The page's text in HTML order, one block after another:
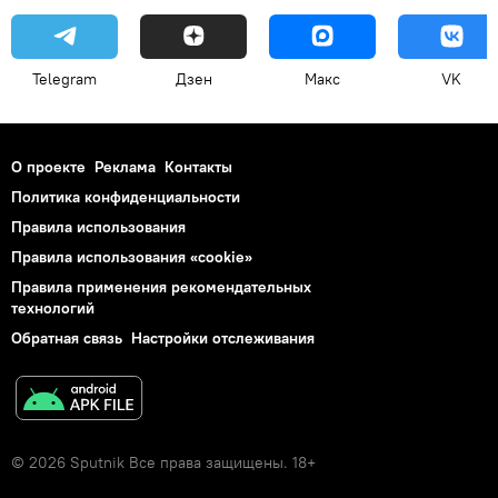
Telegram Дзен Макс VK
О проекте Реклама Контакты
Политика конфиденциальности
Правила использования
Правила использования «cookie»
Правила применения рекомендательных
технологий
Обратная связь Настройки отслеживания
© 2026 Sputnik Все права защищены. 18+